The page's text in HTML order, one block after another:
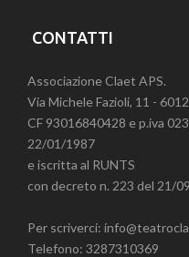
CONTATTI
Associazione Claet APS.
Via Michele Fazioli, 11 -
CF 93016840428 e p.iva
22/01/1987
e iscritta al RUNTS
con decreto n. 223 del 21/
Per scriverci:
Telefono: 3287310369